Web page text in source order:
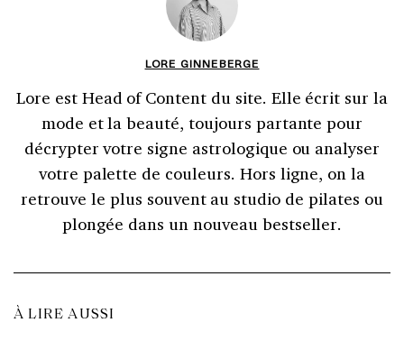
LORE GINNEBERGE
Lore est Head of Content du site. Elle écrit sur la
mode et la beauté, toujours partante pour
décrypter votre signe astrologique ou analyser
votre palette de couleurs. Hors ligne, on la
retrouve le plus souvent au studio de pilates ou
plongée dans un nouveau bestseller.
À LIRE AUSSI